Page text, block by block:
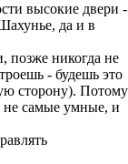
высокие двери -
да и в
позже никогда не
- будешь это
сторону). Потому
не самые умные, и